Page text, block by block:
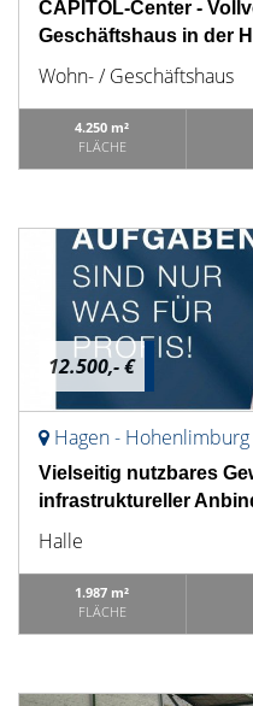
CAPITOL-Center -
Geschäftshaus in der
Wohn- / Geschäftshaus
4.250 m²
FLÄCHE
12.500,- €
Hagen - Hohenlimburg
Vielseitig nutzbares
infrastruktureller
Halle
1.987 m²
FLÄCHE